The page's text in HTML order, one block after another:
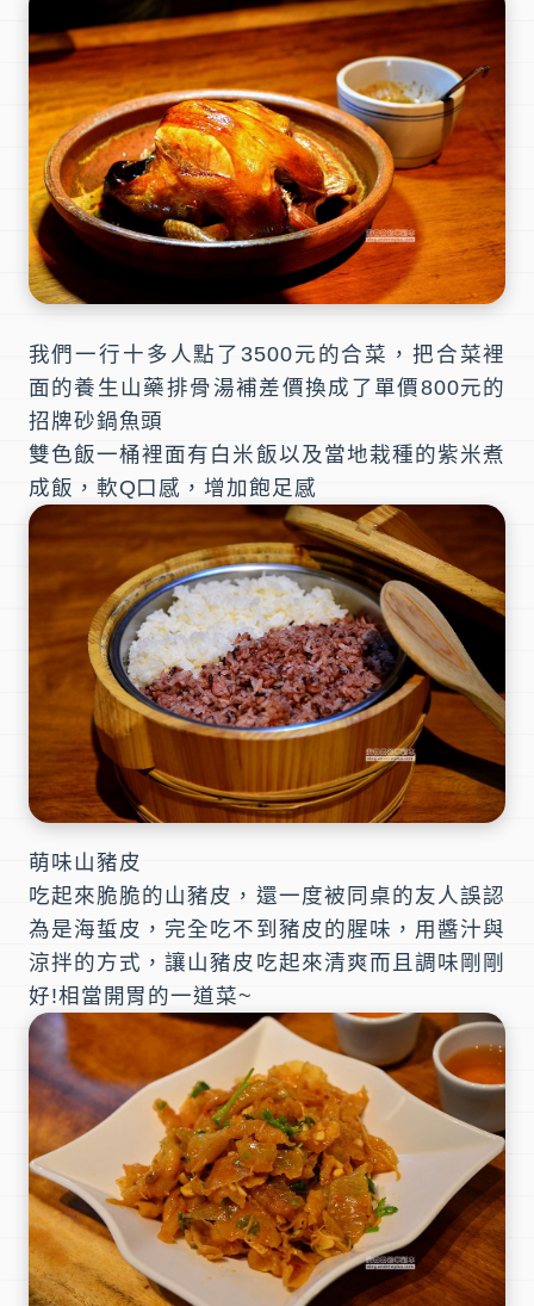
我們一行十多人點了3500元的合菜，把合菜裡
面的養生山藥排骨湯補差價換成了單價800元的
招牌砂鍋魚頭
雙色飯一桶裡面有白米飯以及當地栽種的紫米煮
成飯，軟Q口感，增加飽足感
萌味山豬皮
吃起來脆脆的山豬皮，還一度被同桌的友人誤認
為是海蜇皮，完全吃不到豬皮的腥味，用醬汁與
涼拌的方式，讓山豬皮吃起來清爽而且調味剛剛
好!相當開胃的一道菜~